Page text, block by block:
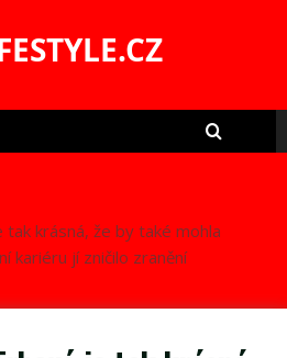
krásná, že by také mohla
kariéru jí zničilo zranění